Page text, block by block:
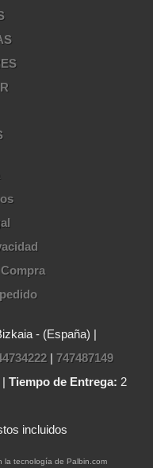
- (España) |
| 747487149
Tiempo de Entrega: 2
incluidos
la tecnología de Palbin.com